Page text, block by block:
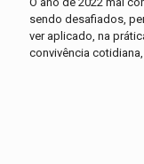
sendo desafiados,
ver aplicado, na
convivência